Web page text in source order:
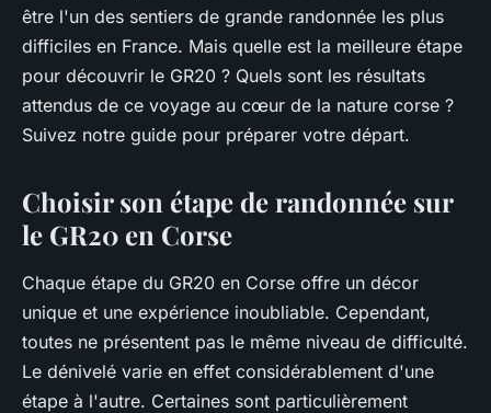
être l'un des sentiers de grande randonnée les plus
difficiles en France. Mais quelle est la meilleure étape
pour découvrir le GR20 ? Quels sont les résultats
attendus de ce voyage au cœur de la nature corse ?
Suivez notre guide pour préparer votre départ.
Choisir son étape de randonnée sur
le GR20 en Corse
Chaque étape du GR20 en Corse offre un décor
unique et une expérience inoubliable. Cependant,
toutes ne présentent pas le même niveau de difficulté.
Le dénivelé varie en effet considérablement d'une
étape à l'autre. Certaines sont particulièrement